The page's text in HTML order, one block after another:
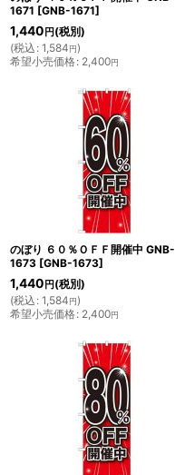
1671 [GNB-1671]
1,440 円 (税別)
(税込 : 1,584円)
希望小売価格: 2,400円
のぼり ６０％ＯＦＦ開催中 GNB-
1673 [GNB-1673]
1,440 円 (税別)
(税込 : 1,584円)
希望小売価格: 2,400円